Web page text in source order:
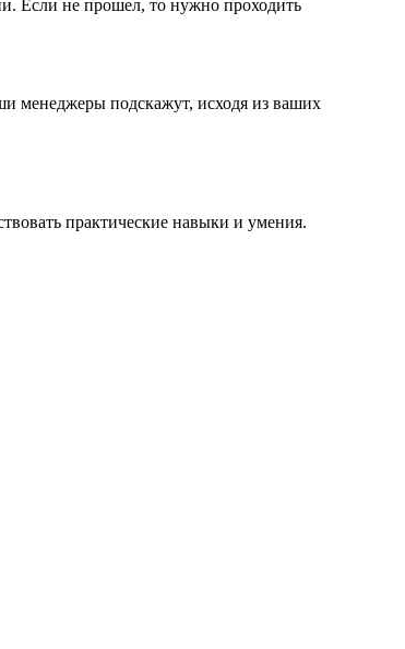
Если не прошел, то нужно проходить
менеджеры подскажут, исходя из ваших
практические навыки и умения.